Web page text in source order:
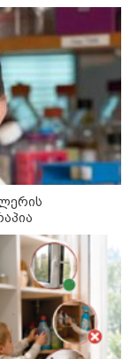
ძალადობის
მათ შორის 2
დააკავა -
მიზნით
არ
რეგულირებულ
და ოდესას
დაღუპულები და